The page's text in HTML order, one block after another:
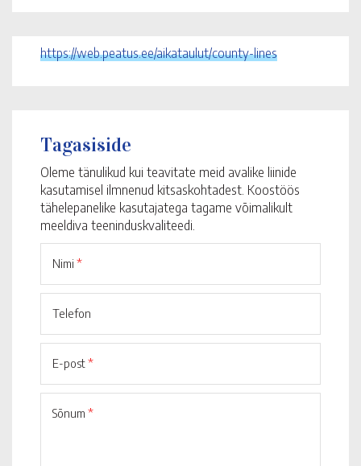
https://web.peatus.ee/aikataulut/county-lines
Tagasiside
Oleme tänulikud kui teavitate meid avalike liinide
kasutamisel ilmnenud kitsaskohtadest. Koostöös
tähelepanelike kasutajatega tagame võimalikult
meeldiva teeninduskvaliteedi.
Nimi *
Telefon
E-post*
Sõnum *